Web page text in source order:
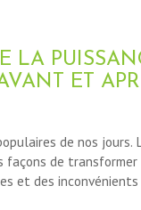
LA
ET
de nos
de
et des